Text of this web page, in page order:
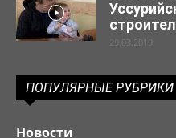
29.03.2019
ПОПУЛЯРНЫЕ РУБРИКИ
Новости